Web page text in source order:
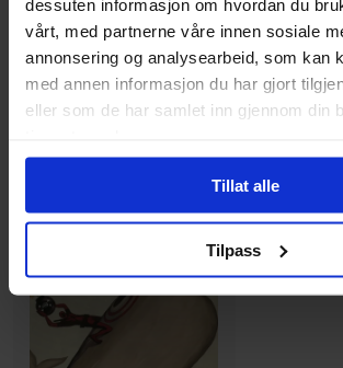
dessuten informasjon om hvordan du
vårt, med partnerne våre innen sosiale
annonsering og analysearbeid, som kan
med annen informasjon du har gjort
eller som de har samlet inn gjennom din
Tillat alle
Tilpass
Editions)
Paperback · Engelsk
Paperback
17900
Ikke på nettlager